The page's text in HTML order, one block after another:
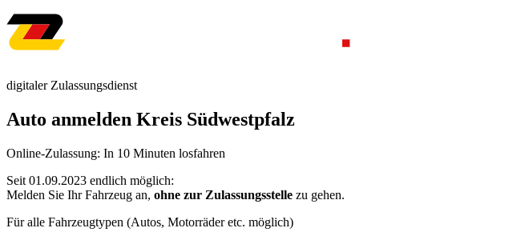
digitaler Zulassungsdienst
Auto anmelden Kreis Südwestpfalz
Online-Zulassung: In 10 Minuten losfahren
Seit 01.09.2023 endlich möglich:
Melden Sie Ihr Fahrzeug an, ohne zur Zulassungsstelle zu gehen.
Für alle Fahrzeugtypen (Autos, Motorräder etc. möglich)